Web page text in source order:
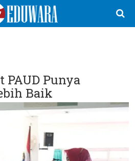
Punya
Baik